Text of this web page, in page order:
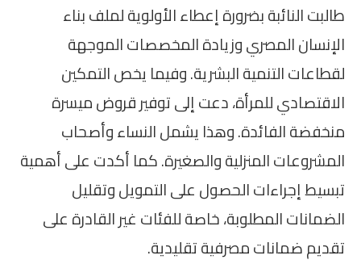
طالبت النائبة بضرورة إعطاء الأولوية لملف بناء
الإنسان المصري وزيادة المخصصات الموجهة
لقطاعات التنمية البشرية. وفيما يخص التمكين
الاقتصادي للمرأة، دعت إلى توفير قروض ميسرة
منخفضة الفائدة. وهذا يشمل النساء وأصحاب
المشروعات المنزلية والصغيرة. كما أكدت على أهمية
تبسيط إجراءات الحصول على التمويل وتقليل
الضمانات المطلوبة، خاصة للفئات غير القادرة على
تقديم ضمانات مصرفية تقليدية.